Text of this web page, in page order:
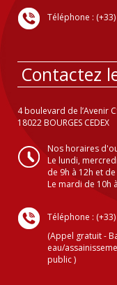
Téléphone :
Contactez
4 boulevard de l’Avenir
18022 BOURGES CEDEX
Nos horaires
Le lundi,
de 9h à 12h et
Le mardi de 10h
Téléphone :
(Appel gratuit -
eau/
public )